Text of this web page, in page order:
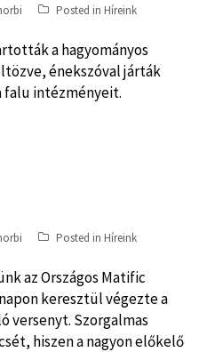
Posted in Híreink
a hagyományos
énekszóval járták
falu intézményeit.
Posted in Híreink
az Országos Matific
keresztül végezte a
versenyt. Szorgalmas
hiszen a nagyon előkelő